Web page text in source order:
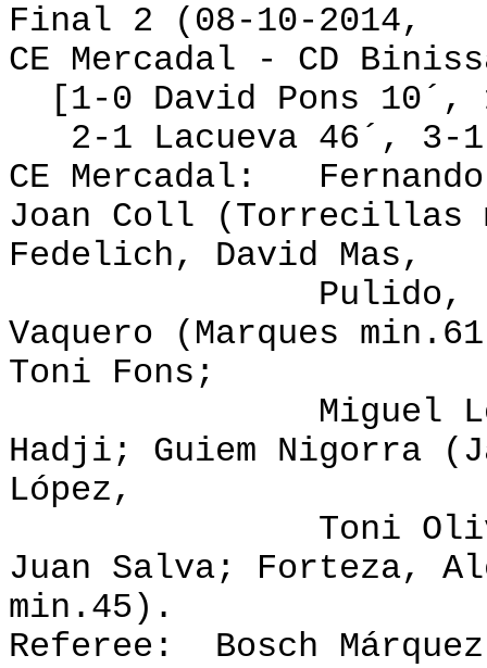
Final 2 (08-10-2014,
CE Mercadal - CD
[1-0 David Pons 10´,
2-1 Lacueva 46´, 3-1
CE Mercadal:
Joan Coll (Torrecillas
Fedelich, David Mas,
Pulido,
Vaquero (Marques
Toni Fons;
Miguel López,
Hadji; Guiem Nigorra
López,
Toni Oliver
Juan Salva; Forteza,
min.45).
Referee: Bosch Márquez